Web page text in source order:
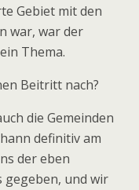
Gebiet mit den
war, war der
Thema.
Beitritt nach?
die Gemeinden
definitiv am
der eben
gegeben, und wir